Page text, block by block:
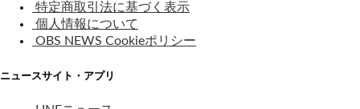
特定商取引法に基づく表示
個人情報について
OBS NEWS Cookieポリシー
ニュースサイト・アプリ